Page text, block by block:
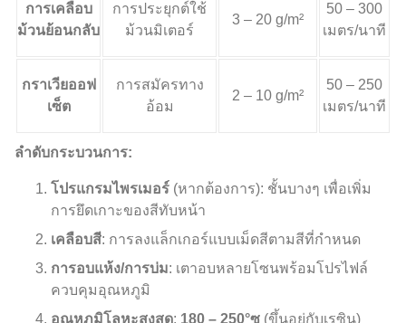
การเคลือบ
ม้วนย้อนกลับ
การประยุกต์ใช้
ม้วนมิเตอร์
3 – 20 g/m²
50 – 300
เมตร/นาที
กราเวียออฟ
เซ็ต
การสมัครทาง
อ้อม
2 – 10 g/m²
50 – 250
เมตร/นาที
ลำดับกระบวนการ:
โปรแกรมไพรเมอร์ (หากต้องการ): ชั้นบางๆ เพื่อเพิ่ม
การยึดเกาะของสีทับหน้า
เคลือบสี: การลงแล็กเกอร์แบบเม็ดสีตามสีที่กำหนด
การอบแห้ง/การบ่ม: เตาอบหลายโซนพร้อมโปรไฟล์
ควบคุมอุณหภูมิ
อุณหภูมิโลหะสูงสุด: 180 – 250°ซ (ขึ้นอยู่กับเรซิน)